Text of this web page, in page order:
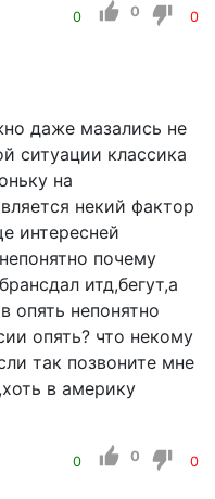
0 0 0
даже мазались не
ситуации классика
на
некий фактор
интересней
почему
итд,бегут,а
опять непонятно
опять? что некому
так позвоните мне
в америку
0 0 0